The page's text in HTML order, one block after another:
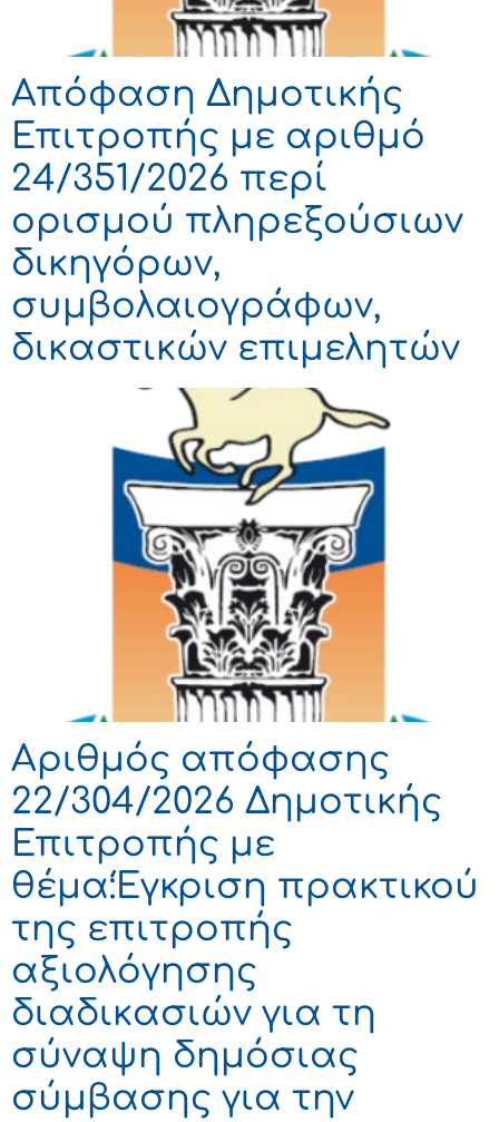
Απόφαση Δημοτικής
Επιτροπής με αριθμό
24/351/2026 περί
ορισμού πληρεξούσιων
δικηγόρων,
συμβολαιογράφων,
δικαστικών επιμελητών
Αριθμός απόφασης
22/304/2026 Δημοτικής
Επιτροπής με
θέμα:Έγκριση πρακτικού
της επιτροπής
αξιολόγησης
διαδικασιών για τη
σύναψη δημόσιας
σύμβασης για την